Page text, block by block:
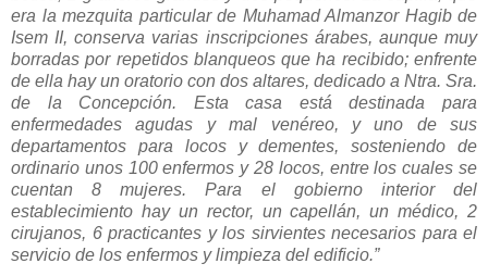
era la mezquita particular de Muhamad Almanzor Hagib de
Isem II, conserva varias inscripciones árabes, aunque muy
borradas por repetidos blanqueos que ha recibido; enfrente
de ella hay un oratorio con dos altares, dedicado a Ntra. Sra.
de la Concepción. Esta casa está destinada para
enfermedades agudas y mal venéreo, y uno de sus
departamentos para locos y dementes, sosteniendo de
ordinario unos 100 enfermos y 28 locos, entre los cuales se
cuentan 8 mujeres. Para el gobierno interior del
establecimiento hay un rector, un capellán, un médico, 2
cirujanos, 6 practicantes y los sirvientes necesarios para el
servicio de los enfermos y limpieza del edificio.”